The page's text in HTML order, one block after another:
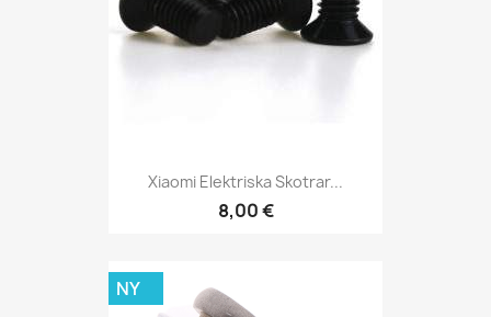
Xiaomi Elektriska Skotrar...
8,00 €
NY